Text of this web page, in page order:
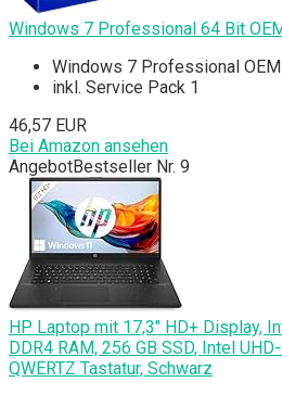
Windows 7 Professional 64 Bit
Windows 7 Professional
inkl. Service Pack 1
46,57 EUR
Bei Amazon ansehen
AngebotBestseller Nr. 9
HP Laptop mit 17,3" HD+ Display,
DDR4 RAM, 256 GB SSD, Intel
QWERTZ Tastatur, Schwarz